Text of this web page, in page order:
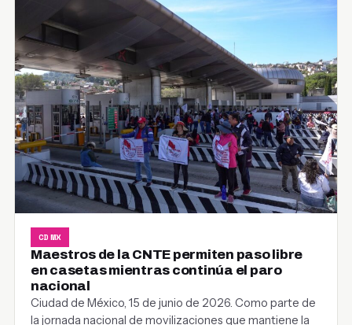
CDMX
Maestros de la CNTE permiten paso libre
en casetas mientras continúa el paro
nacional
Ciudad de México, 15 de junio de 2026. Como parte de
la jornada nacional de movilizaciones que mantiene la